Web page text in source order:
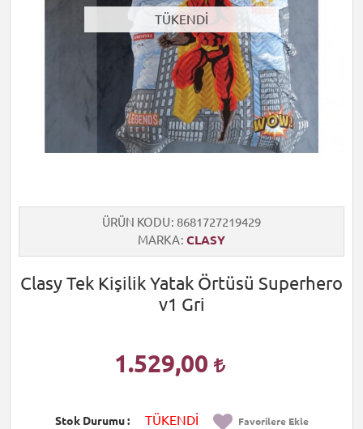
TÜKENDİ
ÜRÜN KODU 8681727219429
MARKA CLASY
Clasy Tek Kişilik Yatak Örtüsü Superhero
v1 Gri
1.529,00
Stok Durumu TÜKENDİ Favorilere Ekle